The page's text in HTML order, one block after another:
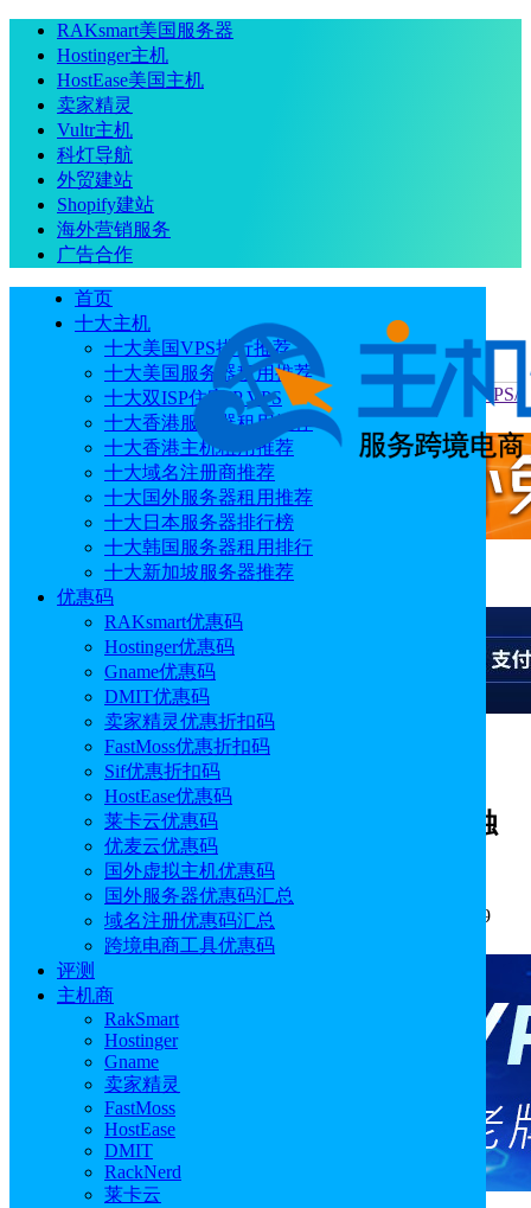
RAKsmart美国服务器
Hostinger主机
HostEase美国主机
卖家精灵
Vultr主机
科灯导航
外贸建站
Shopify建站
海外营销服务
广告合作
首页
十大主机
十大美国VPS排行推荐
十大美国服务器租用推荐
十大双ISP住宅IP VPS
十大香港服务器租用推荐
十大香港主机租用推荐
十大域名注册商推荐
十大国外服务器租用推荐
十大日本服务器排行榜
十大韩国服务器租用排行
十大新加坡服务器推荐
优惠码
RAKsmart优惠码
Hostinger优惠码
Gname优惠码
DMIT优惠码
卖家精灵优惠折扣码
FastMoss优惠折扣码
Sif优惠折扣码
HostEase优惠码
莱卡云优惠码
优麦云优惠码
国外虚拟主机优惠码
国外服务器优惠码汇总
域名注册优惠码汇总
跨境电商工具优惠码
评测
主机商
RakSmart
Hostinger
Gname
卖家精灵
FastMoss
HostEase
DMIT
RackNerd
莱卡云
当前位置：首页 优惠码 2024鹄望云双十一大促 低至3折 VPS/
独立服务器/GPU服务器 2核4GB￥35/月
2024鹄望云双十一大促 低至3折 VPS/独
立服务器/GPU服务器 2核4GB￥35/月
作者: sunny 分类:优惠码
发布时间: 2024.11.07 16:46:59
更新于: 2024.11.07 16:46:59